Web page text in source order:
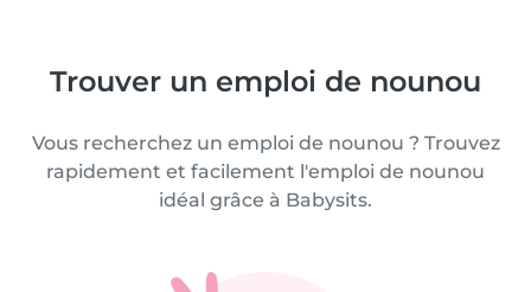
Trouver un emploi de nounou
Vous recherchez un emploi de nounou ? Trouvez
rapidement et facilement l'emploi de nounou
idéal grâce à Babysits.